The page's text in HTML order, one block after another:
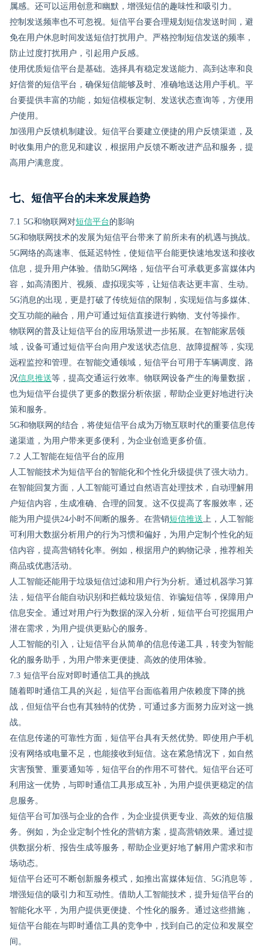
属感。还可以运用创意和幽默，增强短信的趣味性和吸引力。
控制发送频率也不可忽视。短信平台要合理规划短信发送时间，避
免在用户休息时间发送短信打扰用户。严格控制短信发送的频率，
防止过度打扰用户，引起用户反感。
使用优质短信平台是基础。选择具有稳定发送能力、高到达率和良
好信誉的短信平台，确保短信能够及时、准确地送达用户手机。平
台要提供丰富的功能，如短信模板定制、发送状态查询等，方便用
户使用。
加强用户反馈机制建设。短信平台要建立便捷的用户反馈渠道，及
时收集用户的意见和建议，根据用户反馈不断改进产品和服务，提
高用户满意度。
七、短信平台的未来发展趋势
7.1 5G和物联网对短信平台的影响
5G和物联网技术的发展为短信平台带来了前所未有的机遇与挑战。
5G网络的高速率、低延迟特性，使短信平台能更快速地发送和接收
信息，提升用户体验。借助5G网络，短信平台可承载更多富媒体内
容，如高清图片、视频、虚拟现实等，让短信表达更丰富、生动。
5G消息的出现，更是打破了传统短信的限制，实现短信与多媒体、
交互功能的融合，用户可通过短信直接进行购物、支付等操作。
物联网的普及让短信平台的应用场景进一步拓展。在智能家居领
域，设备可通过短信平台向用户发送状态信息、故障提醒等，实现
远程监控和管理。在智能交通领域，短信平台可用于车辆调度、路
况信息推送等，提高交通运行效率。物联网设备产生的海量数据，
也为短信平台提供了更多的数据分析依据，帮助企业更好地进行决
策和服务。
5G和物联网的结合，将使短信平台成为万物互联时代的重要信息传
递渠道，为用户带来更多便利，为企业创造更多价值。
7.2 人工智能在短信平台的应用
人工智能技术为短信平台的智能化和个性化升级提供了强大动力。
在智能回复方面，人工智能可通过自然语言处理技术，自动理解用
户短信内容，生成准确、合理的回复。这不仅提高了客服效率，还
能为用户提供24小时不间断的服务。在营销短信推送上，人工智能
可利用大数据分析用户的行为习惯和偏好，为用户定制个性化的短
信内容，提高营销转化率。例如，根据用户的购物记录，推荐相关
商品或优惠活动。
人工智能还能用于垃圾短信过滤和用户行为分析。通过机器学习算
法，短信平台能自动识别和拦截垃圾短信、诈骗短信等，保障用户
信息安全。通过对用户行为数据的深入分析，短信平台可挖掘用户
潜在需求，为用户提供更贴心的服务。
人工智能的引入，让短信平台从简单的信息传递工具，转变为智能
化的服务助手，为用户带来更便捷、高效的使用体验。
7.3 短信平台应对即时通信工具的挑战
随着即时通信工具的兴起，短信平台面临着用户依赖度下降的挑
战，但短信平台也有其独特的优势，可通过多方面努力应对这一挑
战。
在信息传递的可靠性方面，短信平台具有天然优势。即使用户手机
没有网络或电量不足，也能接收到短信。这在紧急情况下，如自然
灾害预警、重要通知等，短信平台的作用不可替代。短信平台还可
利用这一优势，与即时通信工具形成互补，为用户提供更稳定的信
息服务。
短信平台可加强与企业的合作，为企业提供更专业、高效的短信服
务。例如，为企业定制个性化的营销方案，提高营销效果。通过提
供数据分析、报告生成等服务，帮助企业更好地了解用户需求和市
场动态。
短信平台还可不断创新服务模式，如推出富媒体短信、5G消息等，
增强短信的吸引力和互动性。借助人工智能技术，提升短信平台的
智能化水平，为用户提供更便捷、个性化的服务。通过这些措施，
短信平台能在与即时通信工具的竞争中，找到自己的定位和发展空
间。